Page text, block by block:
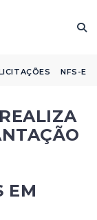
NFS-E
EM